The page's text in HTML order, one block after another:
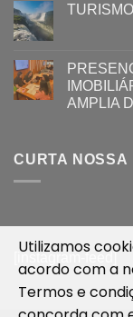
AMPLIA
CURTA NOSSA
Utilizamos
acordo com a
Termos e